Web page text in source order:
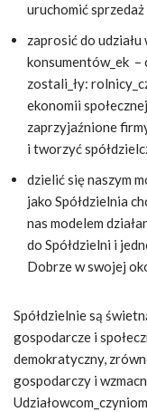
uruchomić
zaprosić do
konsumentów_ek –
zostali_ły:
ekonomii
zaprzyjaźnione
i tworzyć
dzielić się naszym
jako Spółdzielnia
nas modelem
do Spółdzielni i
Dobrze w swojej
Spółdzielnie są
gospodarcze i
demokratyczny,
gospodarczy i